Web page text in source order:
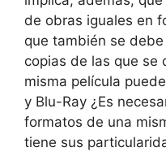
de obras iguales en
que también se
copias de las que se
misma película
y Blu-Ray ¿Es
formatos de una
tiene sus